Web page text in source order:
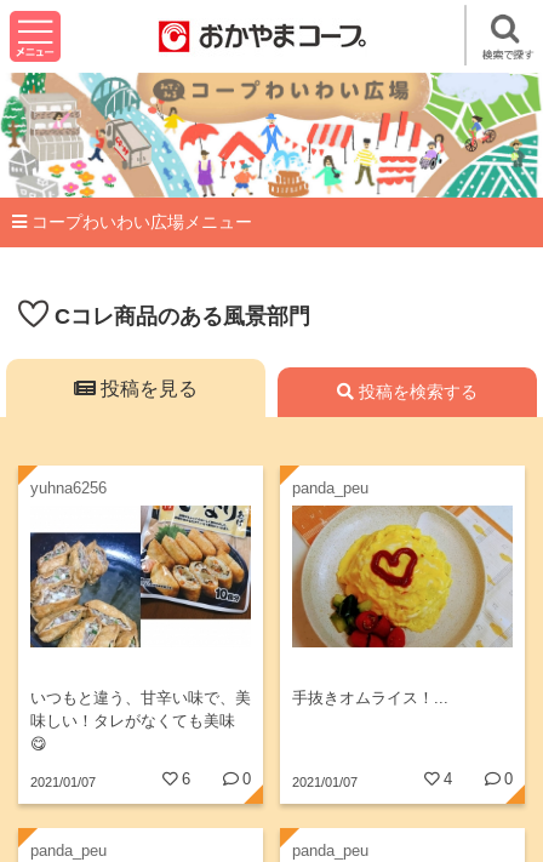
コープわいわい広場メニュー
Cコレ商品のある風景部門
投稿を見る 投稿を検索する
yuhna6256
いつもと違う、甘辛い味で、美
味しい！タレがなくても美味
😋
2021/01/07 6 0
panda_peu
手抜きオムライス！...
2021/01/07 4 0
panda_peu panda_peu